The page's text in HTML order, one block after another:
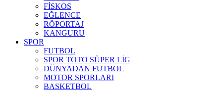
FİSKOS
EĞLENCE
RÖPORTAJ
KANGURU
SPOR
FUTBOL
SPOR TOTO SÜPER LİG
DÜNYADAN FUTBOL
MOTOR SPORLARI
BASKETBOL